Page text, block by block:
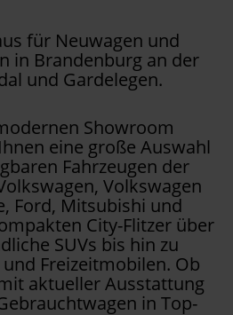
für Neuwagen und
in Brandenburg an der
und Gardelegen.
Showroom
eine große Auswahl
Fahrzeugen der
Volkswagen
Ford, Mitsubishi und
City-Flitzer über
SUVs bis hin zu
Freizeitmobilen. Ob
aktueller Ausstattung
in Top-